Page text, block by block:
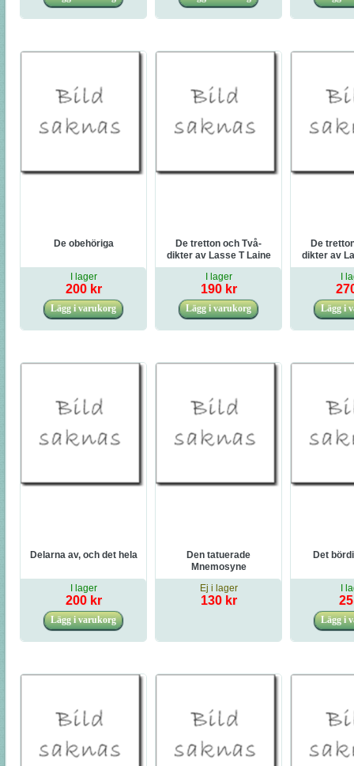
De obehöriga
I lager
200 kr
De tretton och Två-
dikter av Lasse T Laine
I lager
190 kr
De
dikter av
I
Delarna av, och det hela
I lager
200 kr
Den tatuerade
Mnemosyne
Ej i lager
130 kr
Det
I